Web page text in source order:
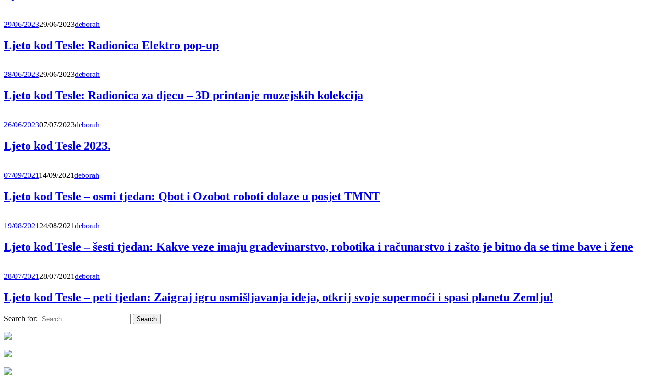
29/06/202329/06/2023deborah
Ljeto kod Tesle: Radionica Elektro pop-up
28/06/202329/06/2023deborah
Ljeto kod Tesle: Radionica za djecu – 3D printanje muzejskih kolekcija
26/06/202307/07/2023deborah
Ljeto kod Tesle 2023.
07/09/202114/09/2021deborah
Ljeto kod Tesle – osmi tjedan: Qbot i Ozobot roboti dolaze u posjet TMNT
19/08/2021 24/08/2021deborah
Ljeto kod Tesle – šesti tjedan: Kakve veze imaju građevinarstvo, robotika i računarstvo i zašto je bitno da se time bave i žene
28/07/2021 28/07/2021deborah
Ljeto kod Tesle – peti tjedan: Zaigraj igru osmišljavanja ideja, otkrij svoje supermoći i spasi planetu Zemlju!
Search for: